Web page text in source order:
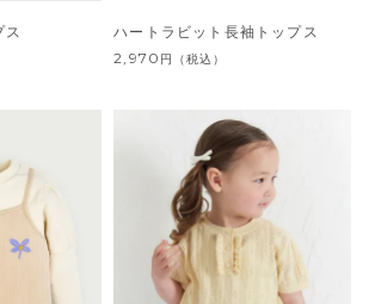
ス
ハートラビット長袖トップス
2,970 円 （税込）